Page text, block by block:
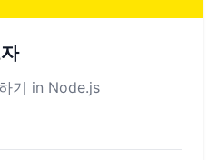
기 in Node.js